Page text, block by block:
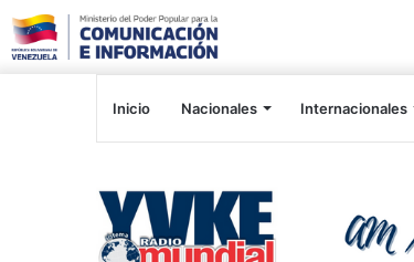
Inicio Nacionales Internacionales